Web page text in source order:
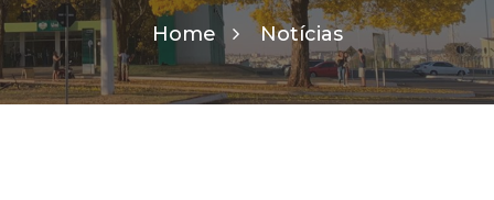
Home Notícias